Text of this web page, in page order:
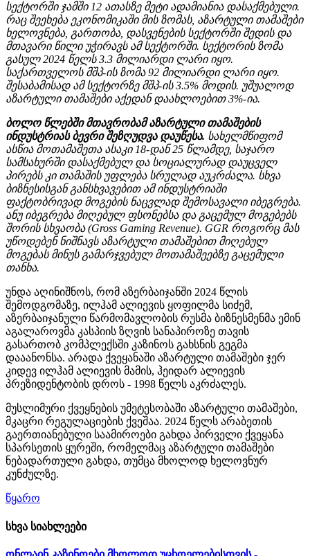
სექტორში ჯამში 12 ათასზე მეტი ადამიანია დასაქმებული.
რაც შეეხება ეკონომიკაში მის ზომას, აზარტული თამაშები
ხელოვნება, გართობა, დასვენების სექტორში შედის და
მთავარი წილი უჭირავს ამ სექტორში. სექტორის ზომა
გასულ 2024 წელს 3.3 მილიარდი ლარი იყო.
საქართველოს მშპ-ის ზომა 92 მილიარდი ლარი იყო.
შესაბამისად ამ სექტორზე მშპ-ის 3.5% მოდის. უშუალოდ
აზარტული თამაშები აქედან დაახლოებით 3%-ია.
ბოლო წლებში მთავრობამ აზარტული თამაშების
ინდუსტრიას ბევრი შეზღუდვა დაუწესა. სახელმწიფომ
ასწია მოთამაშეთა ასაკი 18-დან 25 წლამდე, საჯარო
სამსახურში დასაქმებულ და სოციალურად დაუცველ
პირებს კი თამაშის უფლება სრულად აუკრძალა. სხვა
ბიზნესისგან განსხვავებით ამ ინდუსტრიაში
ფაქტობრივად მოგების ნაცვლად შემოსავალი იბეგრება.
ანუ იბეგრება მიღებულ ფსონებსა და გაცემულ მოგებებს
შორის სხვაობა (Gross Gaming Revenue). GGR როგორც მას
უწოდებენ ნიშნავს აზარტული თამაშებით მიღებულ
მოგებას მინუს გამარჯვებულ მოთამაშეებზე გაცემული
თანხა.
უნდა აღინიშნოს, რომ აზერბაიჯანში 2024 წლის
შემოდგომაზე, ილჰამ ალიევის ყოფილმა სიძემ,
აზერბაიჯანული წარმომავლობის რუსმა ბიზნესმენმა ემინ
აგალაროვმა კასპიის ზღვის სანაპიროზე თავის
გასართობ კომპლექსში კაზინოს გახსნის გეგმა
დააანონსა. არადა ქვეყანაში აზარტული თამაშები ჯერ
კიდევ ილჰამ ალიევის მამის, ჰეიდარ ალიევის
პრეზიდენტობის დროს - 1998 წელს აკრძალეს.
მუსლიმური ქვეყნების უმეტესობაში აზარტული თამაშები,
მკაცრი რეგულაციების ქვეშაა. 2024 წელს არაბეთის
გაერთიანებული საამიროები გახდა პირველი ქვეყანა
სპარსეთის ყურეში, რომელმაც აზარტული თამაშები
ნებადართული გახდა, თუმცა მხოლოდ ხელოვნურ
კუნძულზე.
წყარო
სხვა სიახლეები